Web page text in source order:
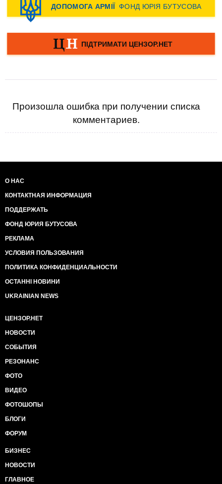
Произошла ошибка при получении списка
комментариев.
О НАС
КОНТАКТНАЯ ИНФОРМАЦИЯ
ПОДДЕРЖАТЬ
ФОНД ЮРИЯ БУТУСОВА
РЕКЛАМА
УСЛОВИЯ ПОЛЬЗОВАНИЯ
ПОЛИТИКА КОНФИДЕНЦИАЛЬНОСТИ
ОСТАННІ НОВИНИ
UKRAINIAN NEWS
ЦЕНЗОР.НЕТ
НОВОСТИ
СОБЫТИЯ
РЕЗОНАНС
ФОТО
ВИДЕО
ФОТОШОПЫ
БЛОГИ
ФОРУМ
БИЗНЕС
НОВОСТИ
ГЛАВНОЕ